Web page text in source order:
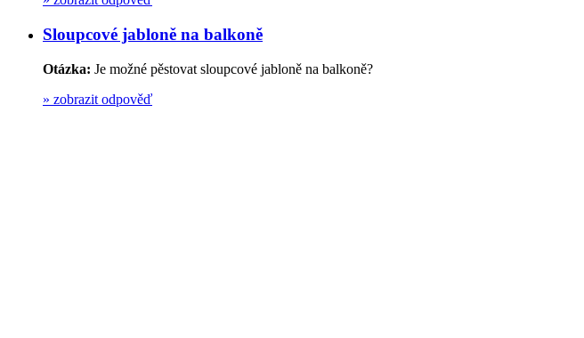
Sloupcové jabloně na balkoně
Otázka: Je možné pěstovat sloupcové jabloně na balkoně?
» zobrazit odpověď